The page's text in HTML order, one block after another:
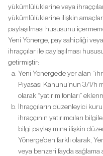
yükümlülüklerine veya
yükümlülüklerine ilişkin
paylaşılması hususunu
Yeni Yönerge, pay sahipliği
ihraççılar ile paylaşılması
getirmiştir:
Yeni Yönerge’de yer alan
Piyasası Kanunu’nun 3/1/h
olarak “yatırım fonları”
İhraççıların düzenleyici
ihraççının yatırımcıları
bilgi paylaşımına ilişkin
Yönerge’den farklı olarak,
veya benzeri fayda sağlama